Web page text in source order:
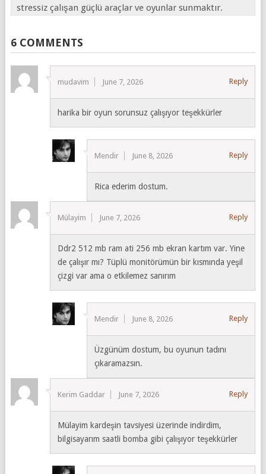
stressiz çalışan güçlü araçlar ve oyunlar sunmaktır.
6 COMMENTS
mudavim June 7, 2026 Reply
harika bir oyun sorunsuz çalışıyor teşekkürler
Mendir June 8, 2026 Reply
Rica ederim dostum.
Mülayim June 7, 2026 Reply
Ddr2 512 mb ram ati 256 mb ekran kartım var. Yine
de çalışır mı? Tüplü monitörümün bir kısmında yeşil
çizgi var ama o etkilemez sanırım
Mendir June 8, 2026 Reply
Üzgünüm dostum, bu oyunun tadını
çıkaramazsın.
Kerim Gaddar June 7, 2026 Reply
Mülayim kardeşin tavsiyesi üzerinde indirdim,
bilgisayarım saatli bomba gibi çalışıyor teşekkürler